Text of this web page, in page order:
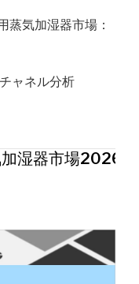
蒸気加湿器市場：
ャネル分析
湿器市場2026年